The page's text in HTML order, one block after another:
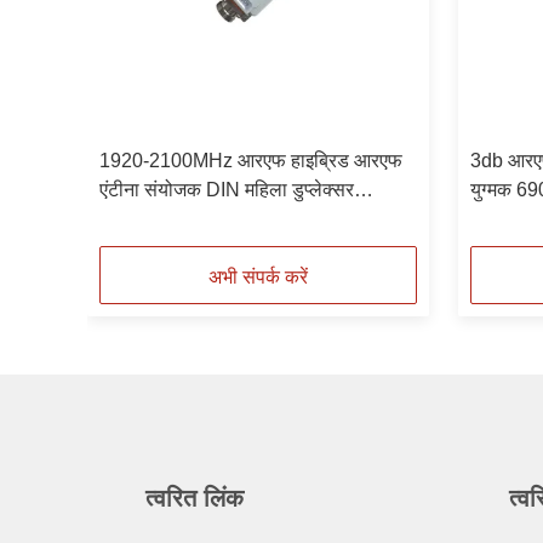
1920-2100MHz आरएफ हाइब्रिड आरएफ
एंटीना संयोजक DIN महिला डुप्लेक्सर
अभी संपर्क करें
3db
युग्मक
त्वरित लिंक